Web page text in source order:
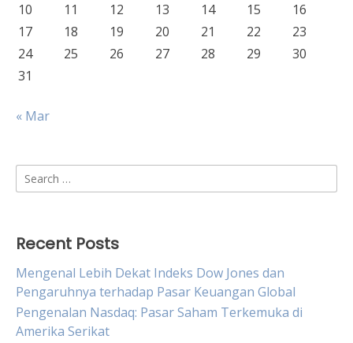
10
11 12 13 14 15
16
17
18 19 20 21 22
23
24
25 26 27 28 29
30
31
« Mar
Search
for:
Recent Posts
Mengenal Lebih Dekat Indeks Dow Jones dan
Pengaruhnya terhadap Pasar Keuangan Global
Pengenalan Nasdaq: Pasar Saham Terkemuka di
Amerika Serikat